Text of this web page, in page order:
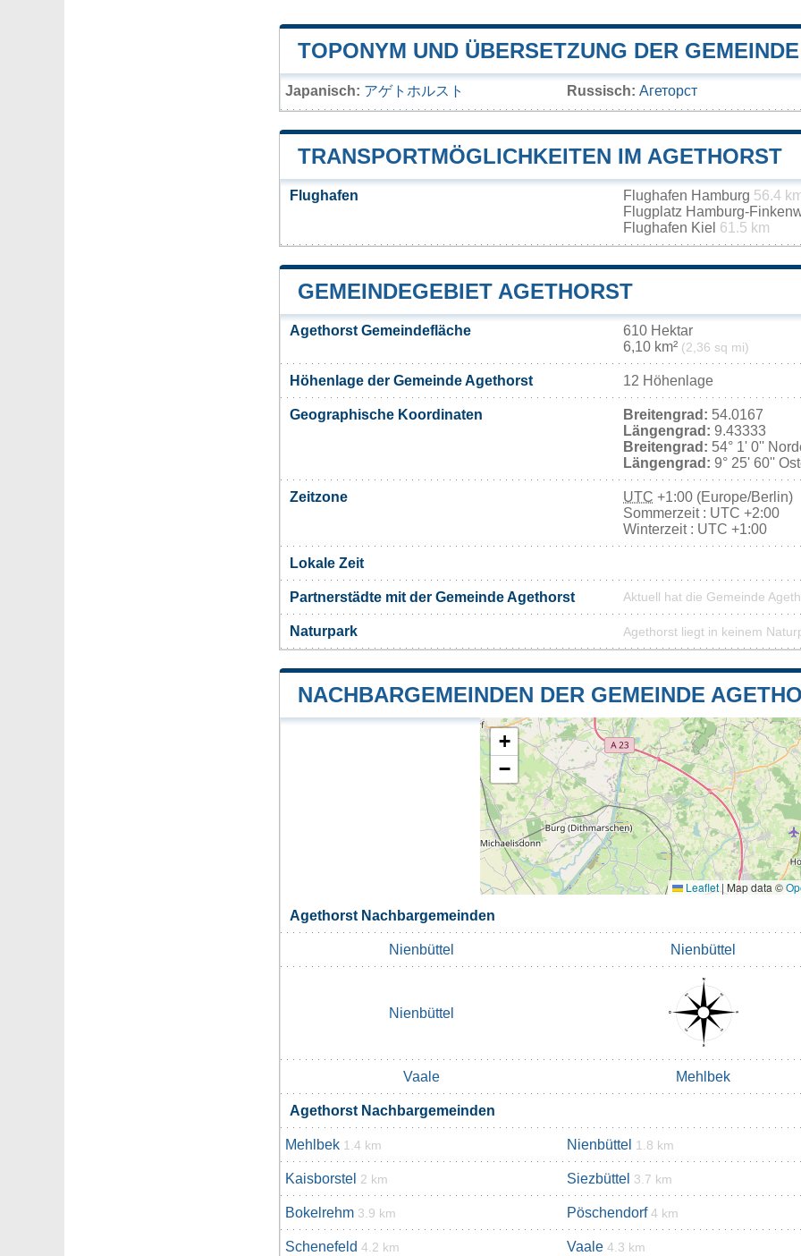
TOPONYM UND ÜBERSETZUNG DER
Japanisch: アゲトホルスト Russisch: Агеторст
TRANSPORTMÖGLICHKEITEN IM AGETHORST
Flughafen Flughafen Hamburg 56.4
Flugplatz Hamburg-
Flughafen Kiel 61.5 km
GEMEINDEGEBIET AGETHORST
Agethorst Gemeindefläche
610 Hektar
6,10 km² (2,36 sq mi)
Höhenlage der Gemeinde Agethorst 12 Höhenlage
Geographische Koordinaten Breitengrad: 54.0167
Längengrad: 9.43333
Breitengrad: 54° 1' 0''
Längengrad: 9° 25' 60''
Zeitzone UTC +1:00 (Europe/Berlin)
Sommerzeit : UTC +2:00
Winterzeit : UTC +1:00
Lokale Zeit
Partnerstädte mit der Gemeinde Agethorst Aktuell hat die Gemeinde
Naturpark Agethorst liegt in keinem
NACHBARGEMEINDEN DER GEMEINDE
+
−
Leaflet | Map data ©
Agethorst Nachbargemeinden
Nienbüttel Nienbüttel
Nienbüttel
Vaale Mehlbek
Agethorst Nachbargemeinden
Mehlbek 1.4 km Nienbüttel 1.8 km
Kaisborstel 2 km Siezbüttel 3.7 km
Bokelrehm 3.9 km Pöschendorf 4 km
Schenefeld 4.2 km Vaale 4.3 km